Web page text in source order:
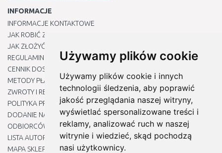
Używamy plików cookie
Używamy plików cookie i innych
technologii śledzenia, aby poprawić
jakość przeglądania naszej witryny,
wyświetlać spersonalizowane treści i
reklamy, analizować ruch w naszej
witrynie i wiedzieć, skąd pochodzą
nasi użytkownicy.
INFORMACJE
INFORMACJE KONTAKTOWE
JAK ROBIĆ ZAKUPY ?
JAK ZŁOŻYĆ REKLAMACJĘ
REGULAMIN
CENNIK DOSTAWY
METODY PŁATNOŚCI
ZWROTY I REKLAMACJE PRODUKTÓW
POLITYKA PRYWATNOŚCI
DODANIE NASZYCH ADRESÓW E-MAIL DO LISTY ZAUFANYCH
ODBIORCÓW
LISTA AUTORYZOWANYCH CENTRÓW SERWISOWYCH
MAPA SKLEPU